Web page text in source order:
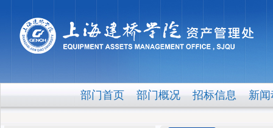
部门首页 部门概况 招标信息 新闻